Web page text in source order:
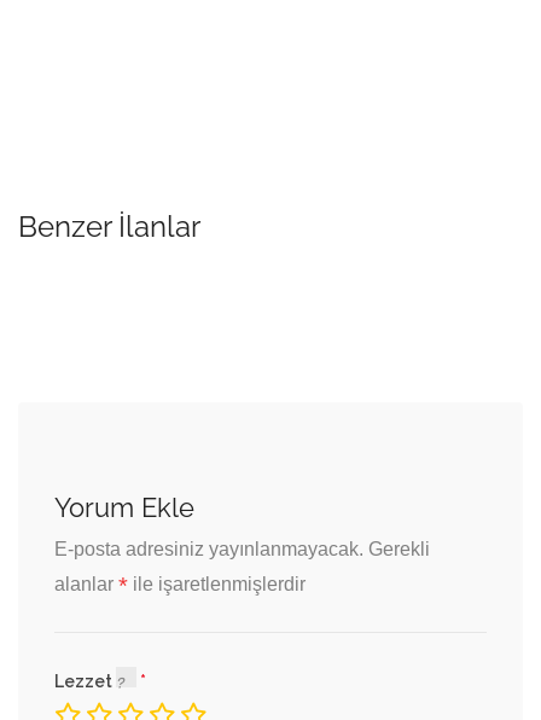
Benzer İlanlar
Yorum Ekle
E-posta adresiniz yayınlanmayacak. Gerekli
alanlar * ile işaretlenmişlerdir
Lezzet